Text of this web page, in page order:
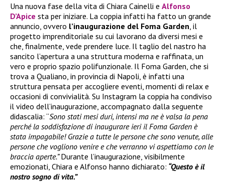
Una nuova fase della vita di Chiara Cainelli e Alfonso
D’Apice sta per iniziare. La coppia infatti ha fatto un grande
annuncio, ovvero l’inaugurazione del Foma Garden , il
progetto imprenditoriale su cui lavorano da diversi mesi e
che, finalmente, vede prendere luce. Il taglio del nastro ha
sancito l’apertura a una struttura moderna e raffinata, un
vero e proprio spazio polifunzionale. Il Foma Garden, che si
trova a Qualiano, in provincia di Napoli, è infatti una
struttura pensata per accogliere eventi, momenti di relax e
occasioni di convivialità. Su Instagram la coppia ha condiviso
il video dell’inaugurazione, accompagnato dalla seguente
didascalia: “Sono stati mesi duri, intensi ma ne è valsa la pena
perché la soddisfazione di inaugurare ieri il Foma Garden è
stata impagabile! Grazie a tutte le persone che sono venute, alle
persone che vogliono venire e che verranno vi aspettiamo con le
braccia aperte.”Durante l’inaugurazione, visibilmente
emozionati, Chiara e Alfonso hanno dichiarato: “Questo è il
nostro sogno di vita.”